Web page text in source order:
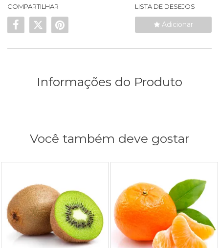
COMPARTILHAR LISTA DE DESEJOS
Adicionar
Informações do Produto
Você também deve gostar